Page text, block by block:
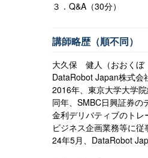
３． Q&A （30分）
講師略歴（順不同）
大久保 健人（おおく
DataRobot Japan株式会
2016年、東京大学大学
同年、 SMBC日興証券の
金利デリバティブのト
ビジネス企画業務等に従
24年5月、 DataRobot